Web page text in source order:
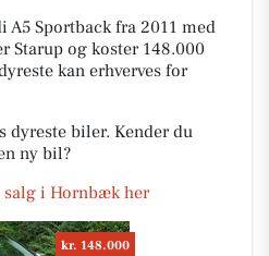
A5 Sportback fra 2011 med
Starup og koster 148.000
kan erhverves for
dyreste biler. Kender du
ny bil?
i Hornbæk her
kr. 148.000